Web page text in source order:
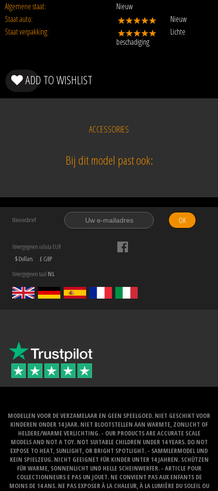
Algemene staat:
Nieuw
Staat auto:
Nieuw
Staat verpakking:
Lichte
beschadiging
ADD TO WISHLIST
ACCESSORIES
Bij dit model past ook:
Nieuwsbrief OK
Weergegeven valuta EUR
$ Dollars
£ GBP
Weergegeven taal NL
MODELLEN VOOR DE VERZAMELAAR EN GEEN SPEELGOED. NIET GESCHIKT VOOR
KINDEREN ONDER 14 JAAR. NIET BLOOTSTELLEN AAN WARMTE, ZONLICHT OF
HELDERE/WARME VERLICHTING. - OUR PRODUCTS ARE ACCURATE SCALE
MODELS AND NOT A TOY. NOT SUITABLE CHILDREN UNDER 14 YEARS. DO NOT
EXPOSE TO HEAT, SUNLIGHT, OR BRIGHT SPOTLIGHT. - SAMMLERMODEL UND
KEIN SPIELZEUG. NICHT GEEIGNET FÜR KINDER UNTER 14 JAHREN. SCHÜTZEN
FÜR WARME, SONNENLICHT UND HELLE SCHEINWERFER. - ARTICLE POUR
COLLECTIONNEURS E PAS UN JOUET. NE CONVIENT PAS AUX ENFANTS DE
MOINS DE 14 ANS. NE PAS EXPOSER À LA CHALEUR, À LA LUMIÈRE DU SOLEIL OU